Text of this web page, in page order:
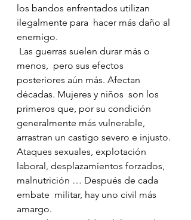
los bandos enfrentados utilizan
ilegalmente para  hacer más daño al
enemigo.
menos,  pero sus efectos
posteriores aún más. Afectan
décadas. Mujeres y niños  son los
primeros que, por su condición
generalmente más vulnerable,
arrastran un castigo severo e injusto.
Ataques sexuales, explotación
laboral, desplazamientos forzados,
malnutrición … Después de cada
embate  militar, hay uno civil más
amargo.